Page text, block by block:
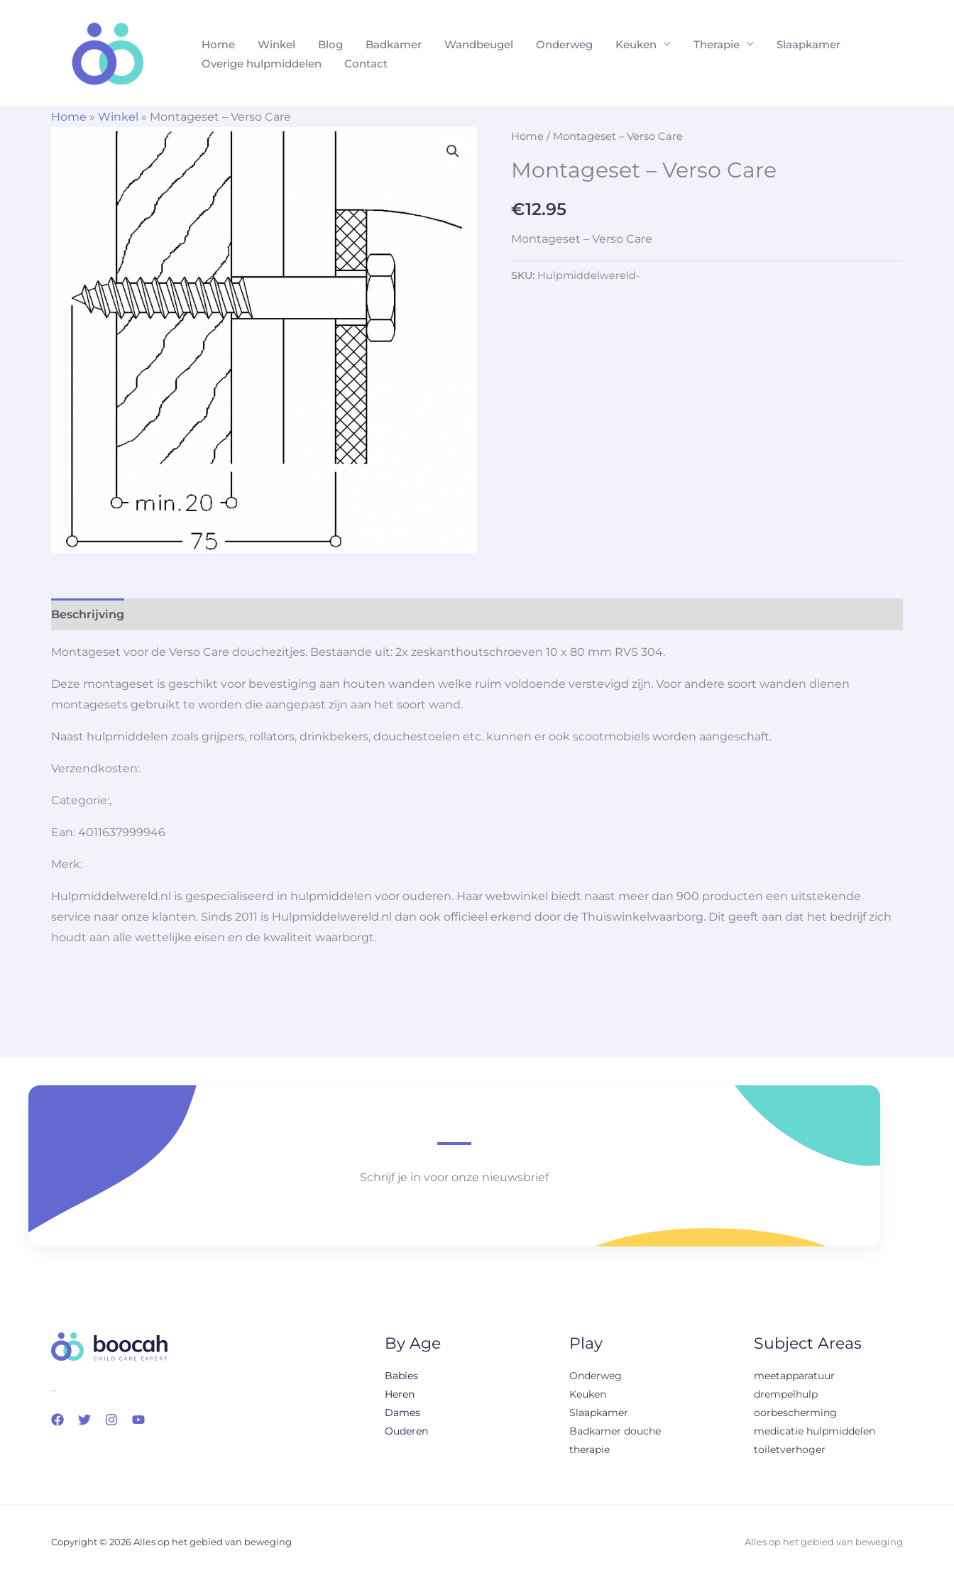
Home Winkel Blog Badkamer Wandbeugel Onderweg Keuken Therapie
Slaapkamer
Overige hulpmiddelen
Contact
Home » Winkel » Montageset – Verso Care
Home / Montageset – Verso Care
Montageset – Verso Care
€12.95
Montageset – Verso Care
SKU: Hulpmiddelwereld-
Beschrijving
Montageset voor de Verso Care douchezitjes. Bestaande uit: 2x zeskanthoutschroeven 10 x 80 mm RVS 304.
Deze montageset is geschikt voor bevestiging aan houten wanden welke ruim voldoende verstevigd zijn. Voor andere soort wanden dienen
montagesets gebruikt te worden die aangepast zijn aan het soort wand.
Naast hulpmiddelen zoals grijpers, rollators, drinkbekers, douchestoelen etc. kunnen er ook scootmobiels worden aangeschaft.
Verzendkosten:
Categorie:,
Ean: 4011637999946
Merk:
Hulpmiddelwereld.nl is gespecialiseerd in hulpmiddelen voor ouderen. Haar webwinkel biedt naast meer dan 900 producten een uitstekende
service naar onze klanten. Sinds 2011 is Hulpmiddelwereld.nl dan ook officieel erkend door de Thuiswinkelwaarborg. Dit geeft aan dat het bedrijf zich
houdt aan alle wettelijke eisen en de kwaliteit waarborgt.
Schrijf je in voor onze nieuwsbrief
..
By Age
Babies
Heren
Dames
Ouderen
Play
Onderweg
Keuken
Slaapkamer
Badkamer douche
therapie
Subject Areas
meetapparatuur
drempelhulp
oorbescherming
medicatie hulpmiddelen
toiletverhoger
Copyright © 2026 Alles op het gebied van beweging Alles op het gebied van beweging